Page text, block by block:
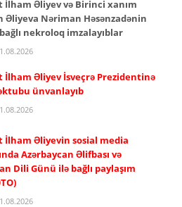
İlham Əliyev və Birinci xanım
Əliyeva Nəriman Həsənzadənin
nekroloq imzalayıblar
İlham Əliyev İsveçrə Prezidentinə
ünvanlayıb
İlham Əliyevin sosial media
Azərbaycan Əlifbası və
Dili Günü ilə bağlı paylaşım